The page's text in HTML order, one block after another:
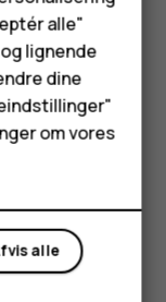
og
aktiveret på
og Wi-Fi-
.
alle"
lignende
dine
om vores
alle